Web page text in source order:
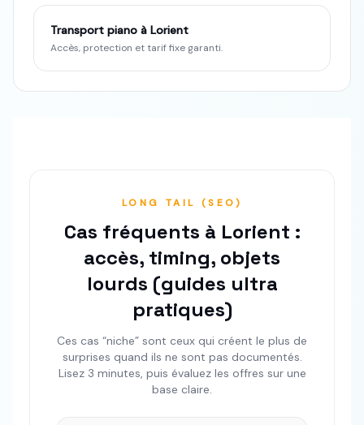
Transport piano à Lorient
Accès, protection et tarif fixe garanti.
LONG TAIL (SEO)
Cas fréquents à Lorient :
accès, timing, objets
lourds (guides ultra
pratiques)
Ces cas “niche” sont ceux qui créent le plus de
surprises quand ils ne sont pas documentés.
Lisez 3 minutes, puis évaluez les offres sur une
base claire.